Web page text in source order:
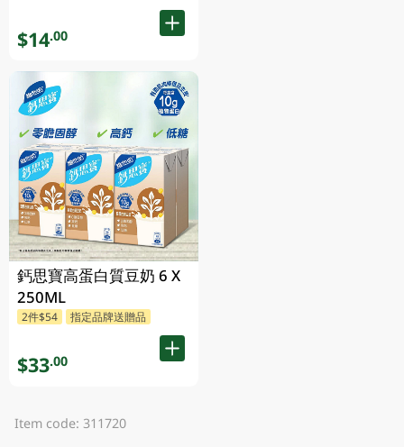
$14.00
鈣思寶高蛋白質豆奶 6 X
250ML
2件$54 指定品牌送贈品
$33.00
Item code: 311720